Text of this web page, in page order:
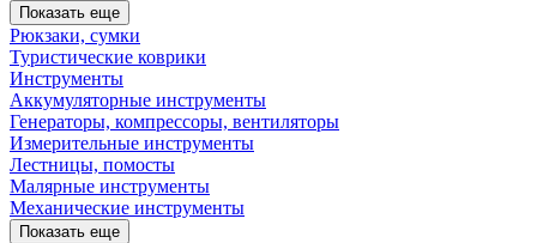
Показать еще
Рюкзаки, сумки
Туристические коврики
Инструменты
Аккумуляторные инструменты
Генераторы, компрессоры, вентиляторы
Измерительные инструменты
Лестницы, помосты
Малярные инструменты
Механические инструменты
Показать еще